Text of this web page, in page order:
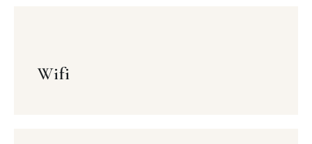
Wifi